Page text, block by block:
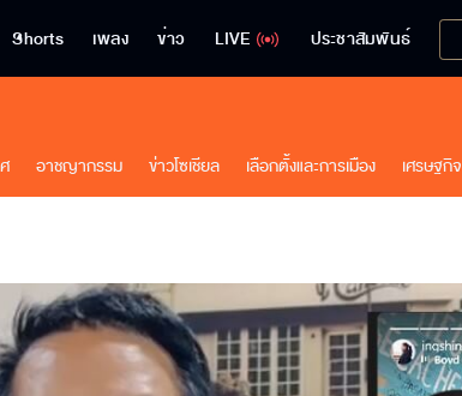
Shorts เพลง ข่าว LIVE ประชาสัมพันธ์
อาชญากรรม ข่าวโซเชียล เลือกตั้งและการเมือง เศรษฐกิจ